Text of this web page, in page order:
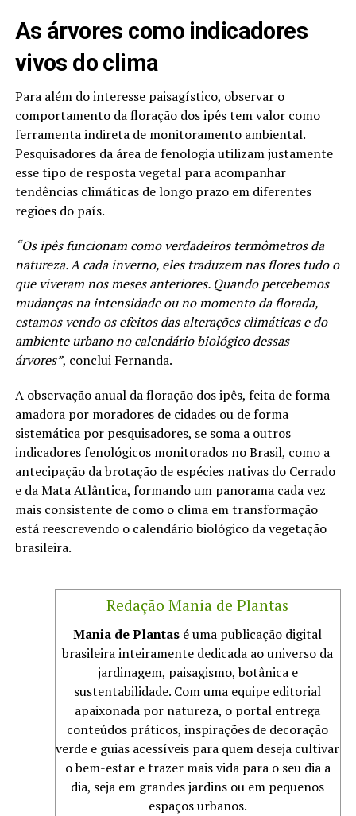
As árvores como indicadores
vivos do clima
Para além do interesse paisagístico, observar o
comportamento da floração dos ipês tem valor como
ferramenta indireta de monitoramento ambiental.
Pesquisadores da área de fenologia utilizam justamente
esse tipo de resposta vegetal para acompanhar
tendências climáticas de longo prazo em diferentes
regiões do país.
“Os ipês funcionam como verdadeiros termômetros da
natureza. A cada inverno, eles traduzem nas flores tudo o
que viveram nos meses anteriores. Quando percebemos
mudanças na intensidade ou no momento da florada,
estamos vendo os efeitos das alterações climáticas e do
ambiente urbano no calendário biológico dessas
árvores”, conclui Fernanda.
A observação anual da floração dos ipês, feita de forma
amadora por moradores de cidades ou de forma
sistemática por pesquisadores, se soma a outros
indicadores fenológicos monitorados no Brasil, como a
antecipação da brotação de espécies nativas do Cerrado
e da Mata Atlântica, formando um panorama cada vez
mais consistente de como o clima em transformação
está reescrevendo o calendário biológico da vegetação
brasileira.
Redação Mania de Plantas
Mania de Plantas é uma publicação digital
brasileira inteiramente dedicada ao universo da
jardinagem, paisagismo, botânica e
sustentabilidade. Com uma equipe editorial
apaixonada por natureza, o portal entrega
conteúdos práticos, inspirações de decoração
verde e guias acessíveis para quem deseja cultivar
o bem-estar e trazer mais vida para o seu dia a
dia, seja em grandes jardins ou em pequenos
espaços urbanos.